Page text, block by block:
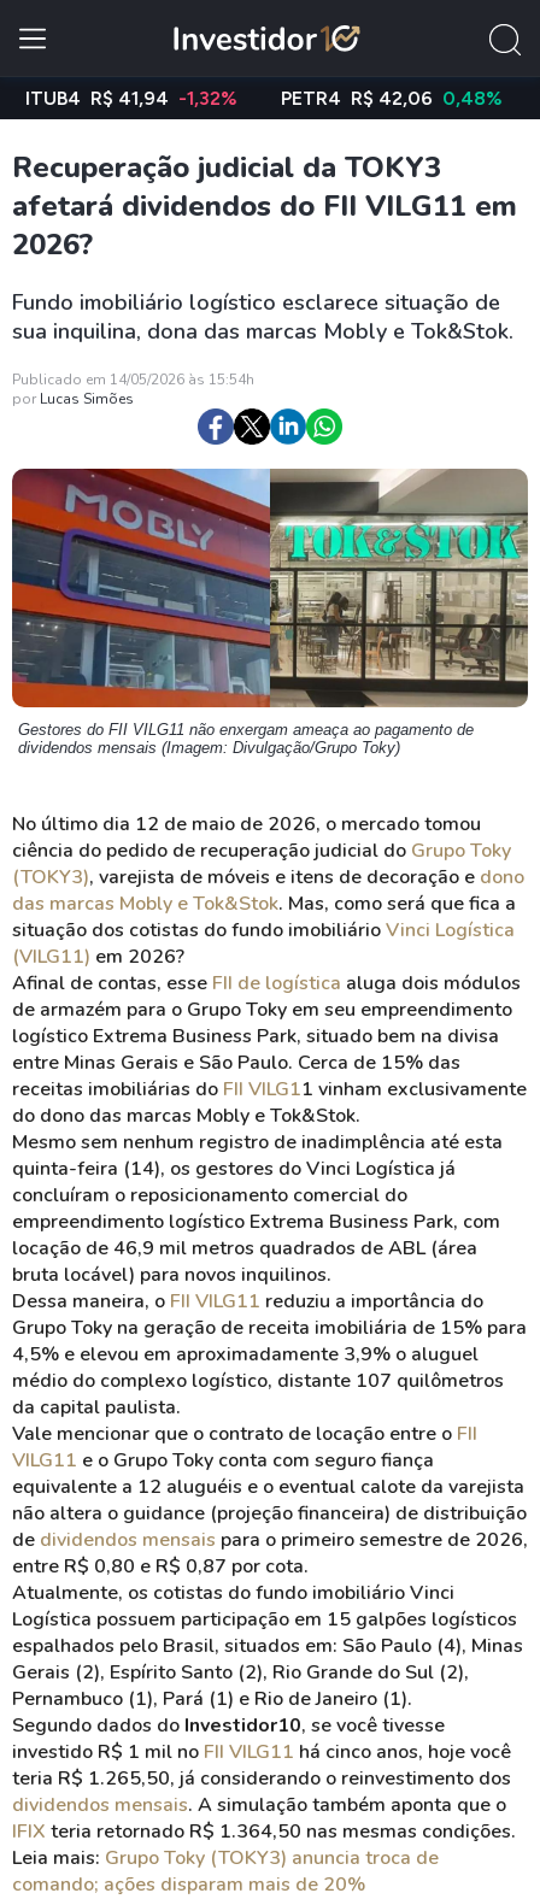
R$ 41,94 -1,32% PETR4 R$ 42,06 0,48%
Recuperação judicial da TOKY3
afetará dividendos do FII VILG11 em
2026?
Fundo imobiliário logístico esclarece situação de
sua inquilina, dona das marcas Mobly e Tok&Stok.
Publicado em 14/05/2026 às 15:54h
por Lucas Simões
Gestores do FII VILG11 não enxergam ameaça ao pagamento de
dividendos mensais (Imagem: Divulgação/Grupo Toky)
No último dia 12 de maio de 2026, o mercado tomou
ciência do pedido de recuperação judicial do Grupo Toky
(TOKY3), varejista de móveis e itens de decoração e dono
das marcas Mobly e Tok&Stok. Mas, como será que fica a
situação dos cotistas do fundo imobiliárioVinci Logística
(VILG11) em 2026?
Afinal de contas, esse FII de logística aluga dois módulos
de armazém para o Grupo Toky em seu empreendimento
logístico Extrema Business Park, situado bem na divisa
entre Minas Gerais e São Paulo. Cerca de 15% das
receitas imobiliárias do FII VILG11 vinham exclusivamente
do dono das marcas Mobly e Tok&Stok.
Mesmo sem nenhum registro de inadimplência até esta
quinta-feira (14), os gestores do Vinci Logística já
concluíram o reposicionamento comercial do
empreendimento logístico Extrema Business Park, com
locação de 46,9 mil metros quadrados de ABL (área
bruta locável) para novos inquilinos.
Dessa maneira, o FII VILG11 reduziu a importância do
Grupo Toky na geração de receita imobiliária de 15% para
4,5% e elevou em aproximadamente 3,9% o aluguel
médio do complexo logístico, distante 107 quilômetros
da capital paulista.
Vale mencionar que o contrato de locação entre o FII
VILG11 e o Grupo Toky conta com seguro fiança
equivalente a 12 aluguéis e o eventual calote da varejista
não altera o guidance (projeção financeira) de distribuição
de dividendos mensais para o primeiro semestre de 2026,
entre R$ 0,80 e R$ 0,87 por cota.
Atualmente, os cotistas do fundo imobiliário Vinci
Logística possuem participação em 15 galpões logísticos
espalhados pelo Brasil, situados em: São Paulo (4), Minas
Gerais (2), Espírito Santo (2), Rio Grande do Sul (2),
Pernambuco (1), Pará (1) e Rio de Janeiro (1).
Segundo dados do Investidor10, se você tivesse
investido R$ 1 mil no FII VILG11 há cinco anos, hoje você
teria R$ 1.265,50, já considerando o reinvestimento dos
dividendos mensais. A simulação também aponta que o
IFIX teria retornado R$ 1.364,50 nas mesmas condições.
Leia mais: Grupo Toky (TOKY3) anuncia troca de
comando; ações disparam mais de 20%